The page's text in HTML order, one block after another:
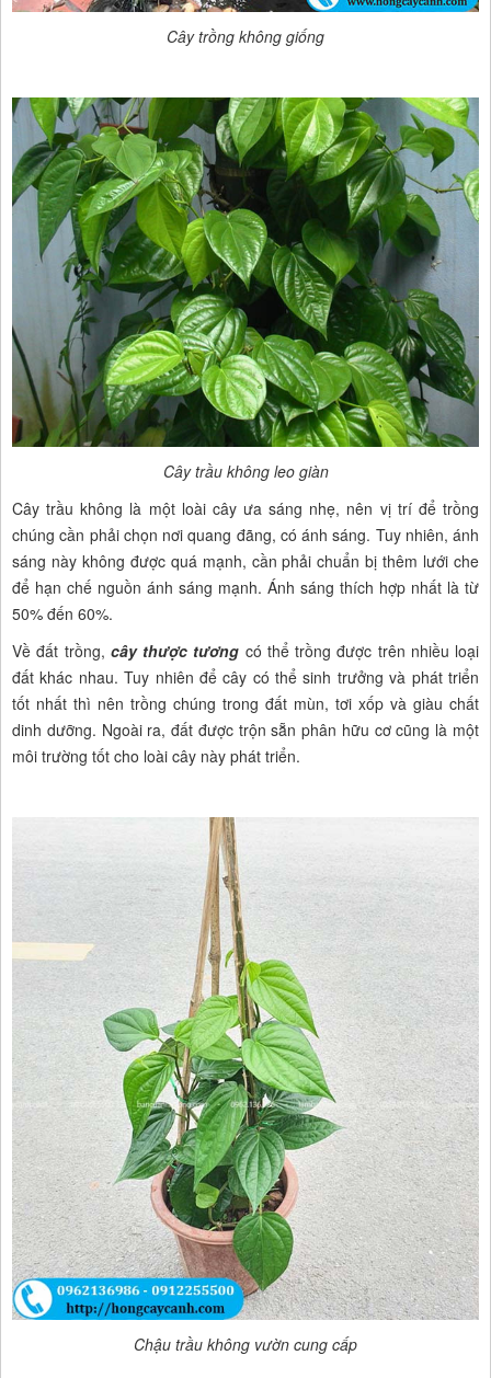
Cây trồng không giống
Cây trầu không leo giàn
Cây trầu không là một loài cây ưa sáng nhẹ, nên vị trí để trồng
chúng cần phải chọn nơi quang đãng, có ánh sáng. Tuy nhiên, ánh
sáng này không được quá mạnh, cần phải chuẩn bị thêm lưới che
để hạn chế nguồn ánh sáng mạnh. Ánh sáng thích hợp nhất là từ
50% đến 60%.
Về đất trồng, cây thược tương có thể trồng được trên nhiều loại
đất khác nhau. Tuy nhiên để cây có thể sinh trưởng và phát triển
tốt nhất thì nên trồng chúng trong đất mùn, tơi xốp và giàu chất
dinh dưỡng. Ngoài ra, đất được trộn sẵn phân hữu cơ cũng là một
môi trường tốt cho loài cây này phát triển.
Chậu trầu không vườn cung cấp